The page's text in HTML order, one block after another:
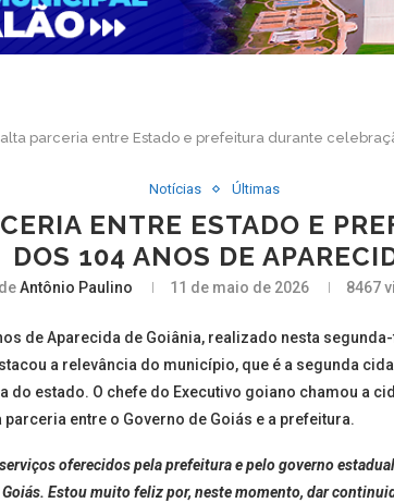
parceria entre Estado e prefeitura durante
Notícias Últimas
ENTRE ESTADO E
DOS 104 ANOS DE
deAntônio Paulino 11 de maio de 2026 8467
de Aparecida de Goiânia, realizado nesta
a relevância do município, que é a segunda
estado. O chefe do Executivo goiano chamou a
entre o Governo de Goiás e a prefeitura.
oferecidos pela prefeitura e pelo governo
Estou muito feliz por, neste momento, dar